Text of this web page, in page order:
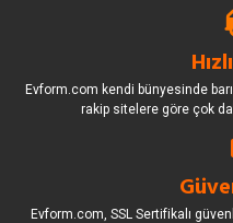
Evform.com kendi bünyesinde
rakip sitelere göre çok
Evform.com, SSL Sertifikalı